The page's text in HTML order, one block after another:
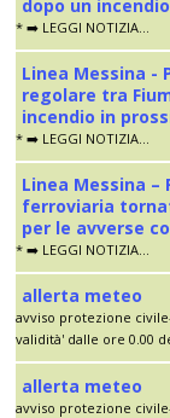
dopo un
* ➡️ LEGGI NOTIZIA...
Linea Messina -
regolare tra
incendio in
* ➡️ LEGGI NOTIZIA...
Linea Messina –
ferroviaria
per le avverse
* ➡️ LEGGI NOTIZIA...
allerta meteo
avviso protezione
validità' dalle ore 0.00
allerta meteo
avviso protezione